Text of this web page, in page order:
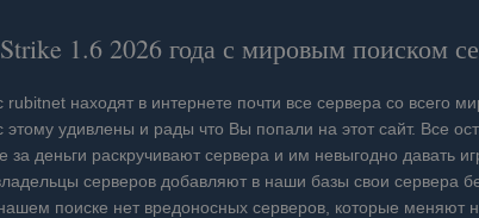
1.6 2026 года с мировым поиском
rubitnet находят в интернете почти все сервера со всего
удивлены и рады что Вы попали на этот сайт. Все
за деньги раскручивают сервера и им невыгодно давать
серверов добавляют в наши базы свои сервера
поиске нет вредоносных серверов, которые меняют